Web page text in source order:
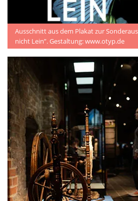
Ausschnitt aus dem Plakat zur
nicht Lein”. Gestaltung: www.otyp.de